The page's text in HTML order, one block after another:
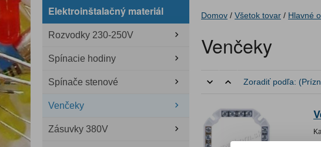
Elektroinštalačný materiál
Rozvodky 230-250V
Spínacie hodiny
Spínače stenové
Venčeky
Zásuvky 380V
Domov / Všetok tovar / Hlavné
Venčeky
Zoradiť podľa: